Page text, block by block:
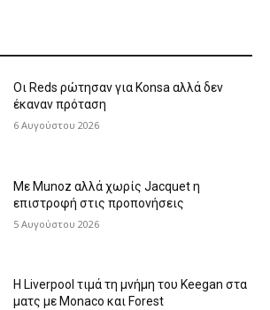
Οι Reds ρώτησαν για Konsa αλλά δεν
έκαναν πρόταση
6 Αυγούστου 2026
Με Munoz αλλά χωρίς Jacquet η
επιστροφή στις προπονήσεις
5 Αυγούστου 2026
Η Liverpool τιμά τη μνήμη του Keegan στα
ματς με Monaco και Forest